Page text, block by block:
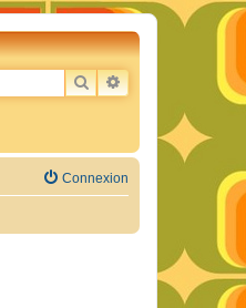
RECHERCHER
RECHERCHE
Connexion